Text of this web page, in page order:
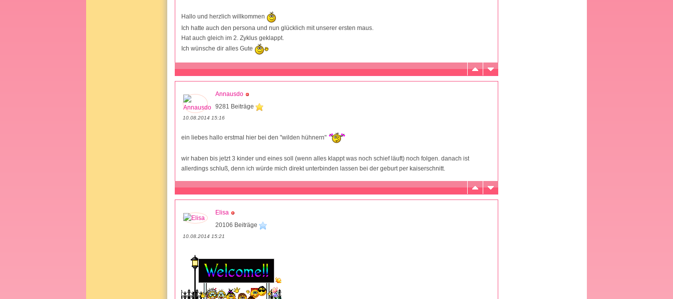
Hallo und herzlich willkommen
Ich hatte auch den persona und nun glücklich mit unserer ersten maus.
Hat auch gleich im 2. Zyklus geklappt.
Ich wünsche dir alles Gute
Annausdo
9281 Beiträge
10.08.2014 15:16
ein liebes hallo erstmal hier bei den "wilden hühnern"
wir haben bis jetzt 3 kinder und eines soll (wenn alles klappt was noch schief läuft) noch folgen. danach ist
allerdings schluß, denn ich würde mich direkt unterbinden lassen bei der geburt per kaiserschnitt.
Elisa
20106 Beiträge
10.08.2014 15:21